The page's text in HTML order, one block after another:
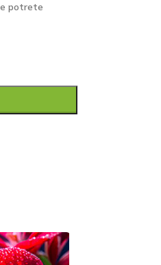
potrete